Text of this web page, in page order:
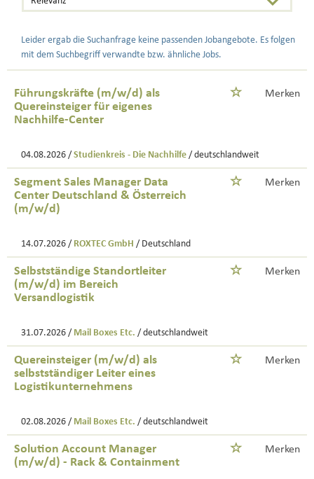
Leider ergab die Suchanfrage keine passenden Jobangebote. Es folgen
mit dem Suchbegriff verwandte bzw. ähnliche Jobs.
Führungskräfte (m/w/d) als
Quereinsteiger für eigenes
Nachhilfe-Center
Merken
04.08.2026 / Studienkreis - Die Nachhilfe / deutschlandweit
Segment Sales Manager Data
Center Deutschland & Österreich
(m/w/d)
Merken
14.07.2026 / ROXTEC GmbH / Deutschland
Selbstständige Standortleiter
(m/w/d) im Bereich
Versandlogistik
Merken
31.07.2026 / Mail Boxes Etc. / deutschlandweit
Quereinsteiger (m/w/d) als
selbstständiger Leiter eines
Logistikunternehmens
Merken
02.08.2026 / Mail Boxes Etc. / deutschlandweit
Solution Account Manager
(m/w/d) - Rack & Containment
Merken